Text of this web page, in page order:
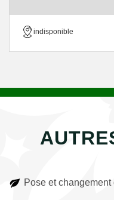
indisponible
Pose et